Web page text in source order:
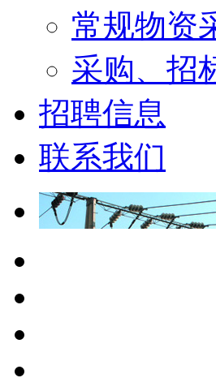
常规物资
采购、招
招聘信息
联系我们